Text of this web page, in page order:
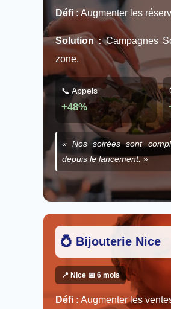
Défi :Augmenter les
Solution :Campagnes
zone.
📞 Appels
+48%
« Nos soirées sont
depuis le lancement. »
💍 Bijouterie Nice
📍 Nice 📅 6 mois
Défi : Augmenter les